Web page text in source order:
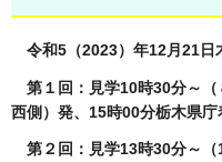
令和5（2023）年12月21日
第１回：見学10時30分～（
西側）発、15時00分栃木県庁
第２回：見学13時30分～（